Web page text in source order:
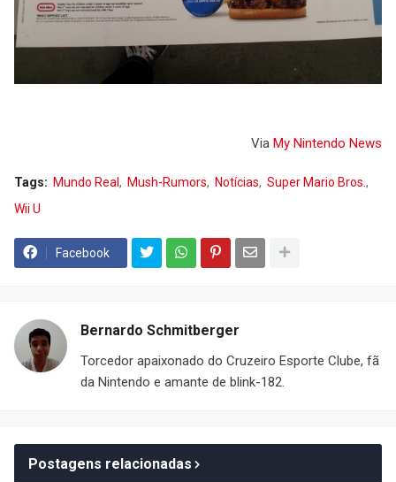
Via My Nintendo News
Tags: Mundo Real Mush-Rumors Notícias
Super Mario Bros.
Wii U
Facebook
Bernardo Schmitberger
Torcedor apaixonado do Cruzeiro Esporte Clube, fã
da Nintendo e amante de blink-182.
Postagens relacionadas